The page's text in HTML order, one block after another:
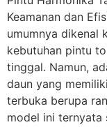
Keamanan dan
umumnya dikenal
kebutuhan pintu
tinggal. Namun,
daun yang
terbuka berupa
model ini